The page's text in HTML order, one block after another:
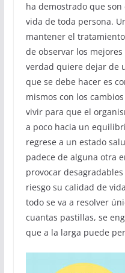
ha demostrado que
vida de toda persona.
mantener el
de observar los
verdad quiere dejar de
que se debe hacer es
mismos con los
vivir para que el
a poco hacia un
regrese a un estado
padece de alguna otra
provocar
riesgo su calidad de
todo se va a resolver
cuantas pastillas, se
que a la larga puede